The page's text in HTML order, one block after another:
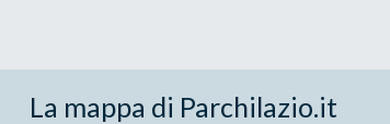
La mappa di Parchilazio.it